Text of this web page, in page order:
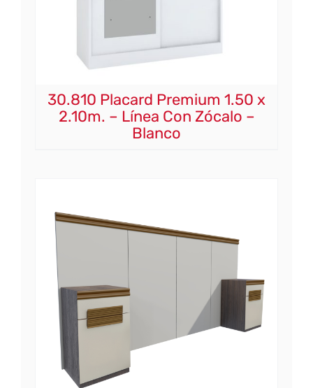
30.810 Placard Premium 1.50 x
2.10m. – Línea Con Zócalo –
Blanco